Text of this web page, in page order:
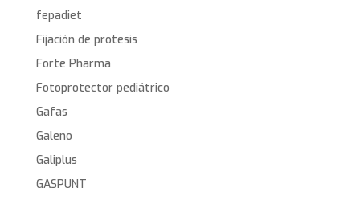
fepadiet
Fijación de protesis
Forte Pharma
Fotoprotector pediátrico
Gafas
Galeno
Galiplus
GASPUNT